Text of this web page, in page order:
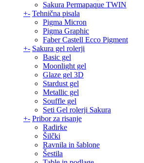
Sakura Permapaque TWIN
+- Tehnična pisala
Pigma Micron
Pigma Graphic
Faber Castell Ecco Pigment
+- Sakura gel rolerji
Basic gel
Moonlight gel
Glaze gel 3D
Stardust gel
Metallic gel
Souffle gel
Seti Gel rolerji Sakura
+- Pribor za risanje
Radirke
Šilčki
Ravnila in šablone
Šestila